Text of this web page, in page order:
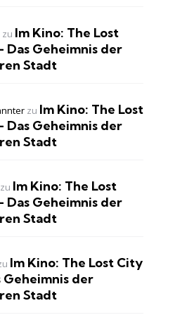
zu Im Kino: The Lost
Das Geheimnis der
Stadt
zu Im Kino: The Lost
Das Geheimnis der
Stadt
zu Im Kino: The Lost
Das Geheimnis der
Stadt
Im Kino: The Lost City
Geheimnis der
Stadt